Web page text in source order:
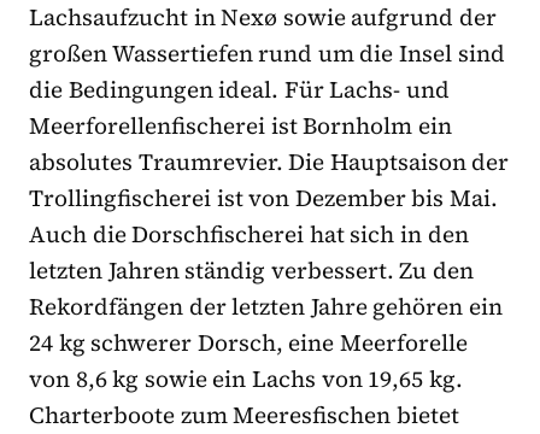
Lachsaufzucht in Nexø sowie aufgrund der
großen Wassertiefen rund um die Insel sind
die Bedingungen ideal. Für Lachs- und
Meerforellenfischerei ist Bornholm ein
absolutes Traumrevier. Die Hauptsaison der
Trollingfischerei ist von Dezember bis Mai.
Auch die Dorschfischerei hat sich in den
letzten Jahren ständig verbessert. Zu den
Rekordfängen der letzten Jahre gehören ein
24 kg schwerer Dorsch, eine Meerforelle
von 8,6 kg sowie ein Lachs von 19,65 kg.
Charterboote zum Meeresfischen bietet